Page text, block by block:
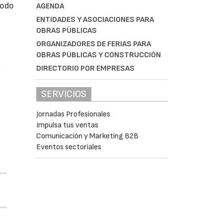
AGENDA
ENTIDADES Y ASOCIACIONES PARA
OBRAS PÚBLICAS
ORGANIZADORES DE FERIAS PARA
OBRAS PÚBLICAS Y CONSTRUCCIÓN
DIRECTORIO POR EMPRESAS
SERVICIOS
Jornadas Profesionales
Impulsa tus ventas
Comunicación y Marketing B2B
Eventos sectoriales